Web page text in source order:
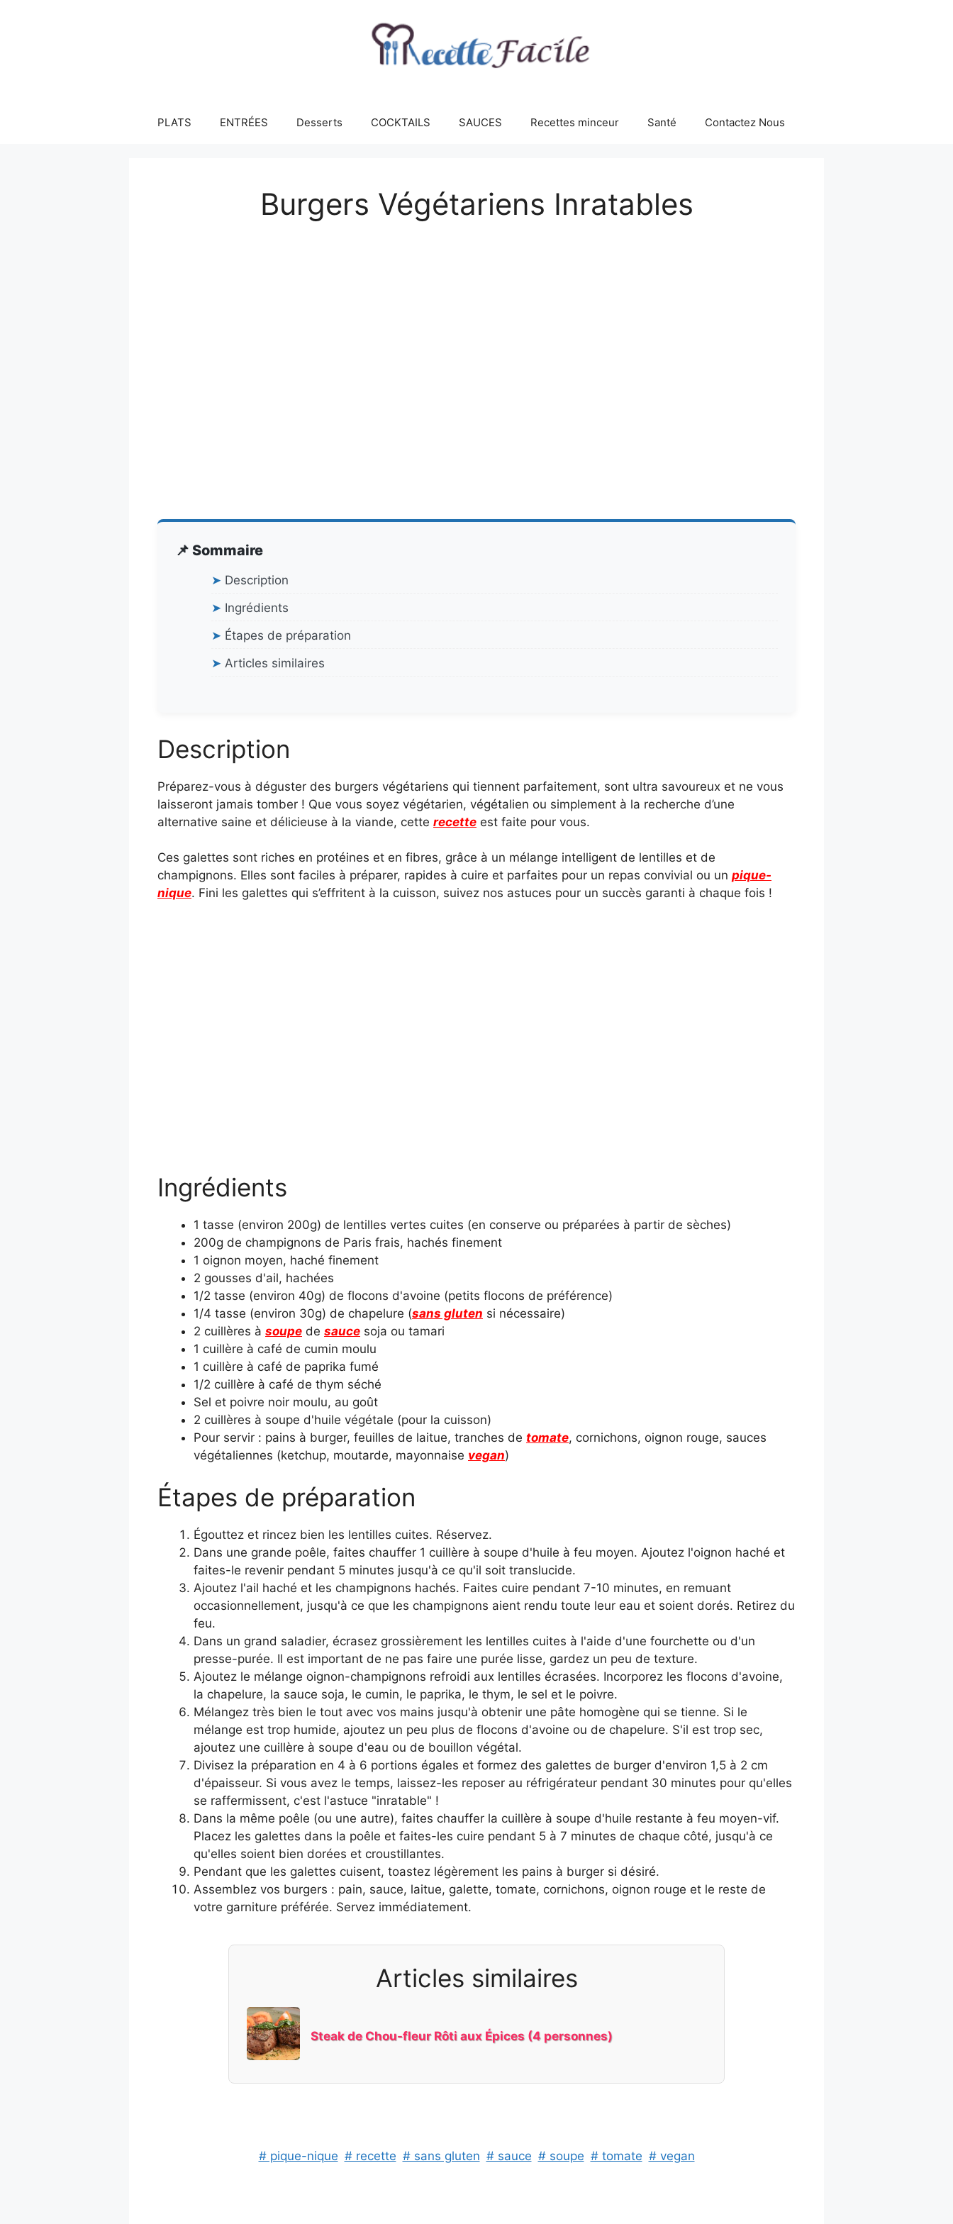
PLATS ENTRÉES Desserts COCKTAILS SAUCES Recettes minceur Santé Contactez Nous
Burgers Végétariens Inratables
📌 Sommaire
➤ Description
➤ Ingrédients
➤ Étapes de préparation
➤ Articles similaires
Description
Préparez-vous à déguster des burgers végétariens qui tiennent parfaitement, sont ultra savoureux et ne vous
laisseront jamais tomber ! Que vous soyez végétarien, végétalien ou simplement à la recherche d’une
alternative saine et délicieuse à la viande, cette recette est faite pour vous.
Ces galettes sont riches en protéines et en fibres, grâce à un mélange intelligent de lentilles et de
champignons. Elles sont faciles à préparer, rapides à cuire et parfaites pour un repas convivial ou un pique-
nique. Fini les galettes qui s’effritent à la cuisson, suivez nos astuces pour un succès garanti à chaque fois !
Ingrédients
1 tasse (environ 200g) de lentilles vertes cuites (en conserve ou préparées à partir de sèches)
200g de champignons de Paris frais, hachés finement
1 oignon moyen, haché finement
2 gousses d'ail, hachées
1/2 tasse (environ 40g) de flocons d'avoine (petits flocons de préférence)
1/4 tasse (environ 30g) de chapelure (sans gluten si nécessaire)
2 cuillères à soupe de sauce soja ou tamari
1 cuillère à café de cumin moulu
1 cuillère à café de paprika fumé
1/2 cuillère à café de thym séché
Sel et poivre noir moulu, au goût
2 cuillères à soupe d'huile végétale (pour la cuisson)
Pour servir : pains à burger, feuilles de laitue, tranches de tomate, cornichons, oignon rouge, sauces
végétaliennes (ketchup, moutarde, mayonnaise vegan)
Étapes de préparation
Égouttez et rincez bien les lentilles cuites. Réservez.
Dans une grande poêle, faites chauffer 1 cuillère à soupe d'huile à feu moyen. Ajoutez l'oignon haché et
faites-le revenir pendant 5 minutes jusqu'à ce qu'il soit translucide.
Ajoutez l'ail haché et les champignons hachés. Faites cuire pendant 7-10 minutes, en remuant
occasionnellement, jusqu'à ce que les champignons aient rendu toute leur eau et soient dorés. Retirez du
feu.
Dans un grand saladier, écrasez grossièrement les lentilles cuites à l'aide d'une fourchette ou d'un
presse-purée. Il est important de ne pas faire une purée lisse, gardez un peu de texture.
Ajoutez le mélange oignon-champignons refroidi aux lentilles écrasées. Incorporez les flocons d'avoine,
la chapelure, la sauce soja, le cumin, le paprika, le thym, le sel et le poivre.
Mélangez très bien le tout avec vos mains jusqu'à obtenir une pâte homogène qui se tienne. Si le
mélange est trop humide, ajoutez un peu plus de flocons d'avoine ou de chapelure. S'il est trop sec,
ajoutez une cuillère à soupe d'eau ou de bouillon végétal.
Divisez la préparation en 4 à 6 portions égales et formez des galettes de burger d'environ 1,5 à 2 cm
d'épaisseur. Si vous avez le temps, laissez-les reposer au réfrigérateur pendant 30 minutes pour qu'elles
se raffermissent, c'est l'astuce "inratable" !
Dans la même poêle (ou une autre), faites chauffer la cuillère à soupe d'huile restante à feu moyen-vif.
Placez les galettes dans la poêle et faites-les cuire pendant 5 à 7 minutes de chaque côté, jusqu'à ce
qu'elles soient bien dorées et croustillantes.
Pendant que les galettes cuisent, toastez légèrement les pains à burger si désiré.
Assemblez vos burgers : pain, sauce, laitue, galette, tomate, cornichons, oignon rouge et le reste de
votre garniture préférée. Servez immédiatement.
Articles similaires
Steak de Chou-fleur Rôti aux Épices (4 personnes)
# pique-nique # recette # sans gluten # sauce # soupe # tomate # vegan